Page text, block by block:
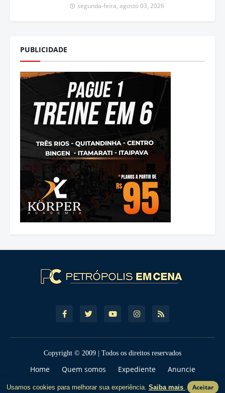
Usamos cookies para melhorar sua experiência. Saiba mais . Aceitar
segunda-feira, agosto 03, 2026
PUBLICIDADE
Copyright © 2009 | Todos os direitos reservados
Home Quem somos Expediente
Anuncie
Termos de Uso